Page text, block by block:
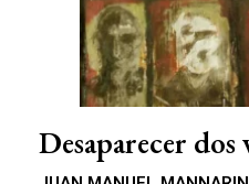
Desaparecer dos